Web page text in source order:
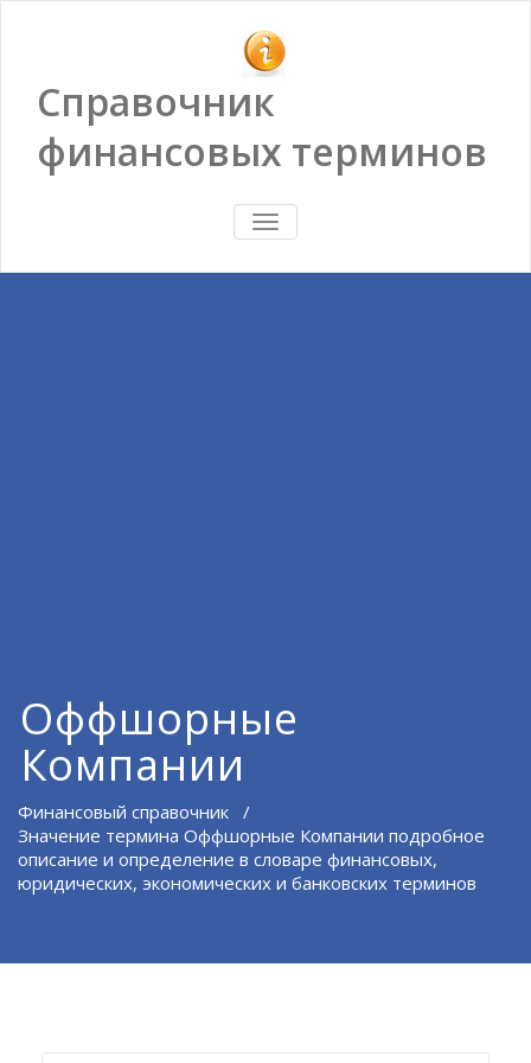
Справочник
финансовых терминов
ПОКАЗАТЬ/
СКРЫТЬ
Оффшорные
Компании
Финансовый справочник /
Значение термина Оффшорные Компании подробное
описание и определение в словаре финансовых,
юридических, экономических и банковских терминов